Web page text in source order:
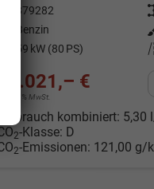
879282
Benzin
59 kW (80 PS)
19.021,– €
incl. 19% MwSt.
Verbrauch kombiniert: 5,30
2-Klasse: D
2-Emissionen: 121,00 g/